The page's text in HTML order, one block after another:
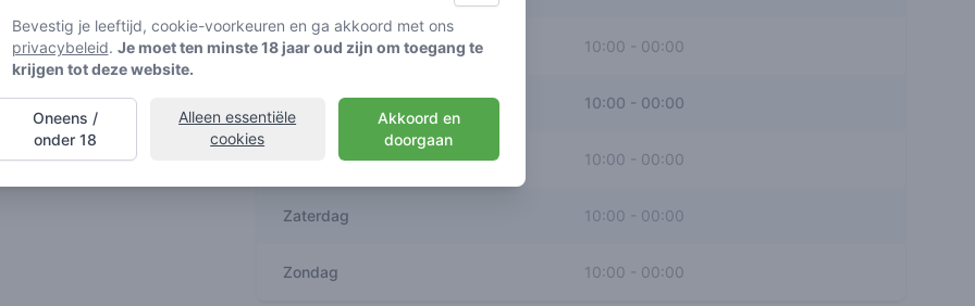
Woensdag 10:00 - 00:00
Donderdag 10:00 - 00:00
10:00 - 00:00
Zaterdag 10:00 00:00
Zondag 10:00 - 00:00
Bevestig je leeftijd, cookie-voorkeuren en ga akkoord met ons
privacybeleid. Je moet ten minste 18 jaar oud zijn om toegang te
krijgen tot deze website.
Akkoord en
doorgaan
Alleen essentiële
cookies
Oneens /
onder 18